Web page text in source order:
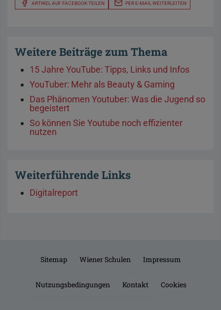
ARTIKEL AUF FACEBOOK TEILEN PER E-MAIL WEITERLEITEN
Weitere Beiträge zum Thema
15 Jahre YouTube: Tipps, Links und Infos
YouTuber: Mehr als Beauty & Gaming
Das Phänomen Youtuber: Was die Jugend so
begeistert
So können Sie Youtube noch effizienter
nutzen
Weiterführende Links
Digitalreport
Sitemap Wiener Schulen Impressum
Nutzungsbedingungen Kontakt Cookies